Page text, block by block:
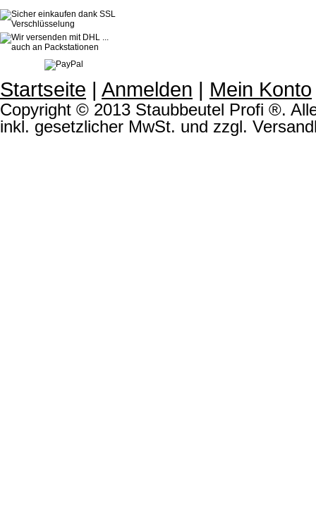
Startseite | Anmelden | Mein Konto
Copyright © 2013 Staubbeutel Profi ®.
inkl. gesetzlicher MwSt. und zzgl.